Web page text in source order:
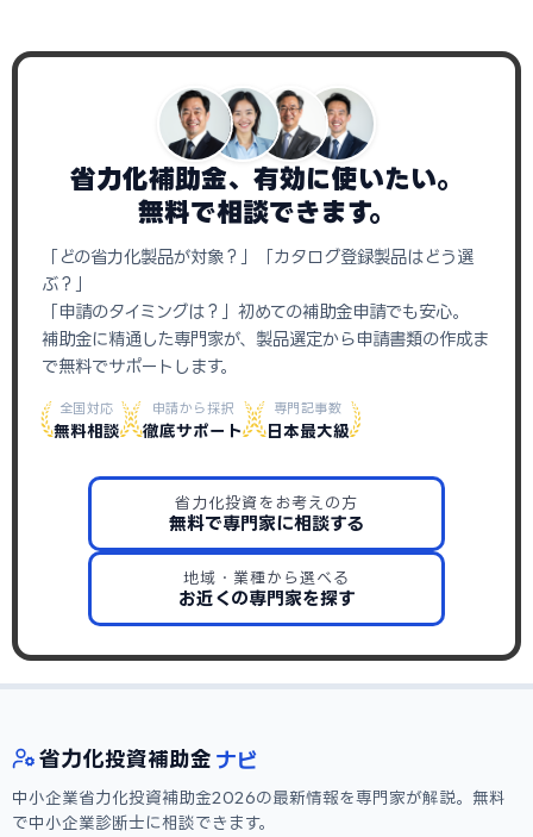
省力化補助金、有効に使いたい。
無料で相談できます。
「どの省力化製品が対象？」「カタログ登録製品はどう選
ぶ？」
「申請のタイミングは？」初めての補助金申請でも安心。
補助金に精通した専門家が、製品選定から申請書類の作成ま
で無料でサポートします。
全国対応
無料相談
申請から採択
徹底サポート
専門記事数
日本最大級
省力化投資をお考えの方
無料で専門家に相談する
地域・業種から選べる
お近くの専門家を探す
省力化投資補助金 ナビ
中小企業省力化投資補助金2026の最新情報を専門家が解説。無料
で中小企業診断士に相談できます。